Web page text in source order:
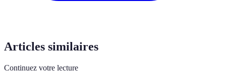
Articles similaires
Continuez votre lecture